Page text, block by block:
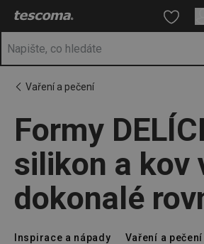
Nacházíte se na stránce Formy
Přejít na hlavní
Přejít na
Přejít na navigaci
Vaření a pečení
Formy
silikon a kov
dokonalé
Inspirace a nápady Vaření a pečení